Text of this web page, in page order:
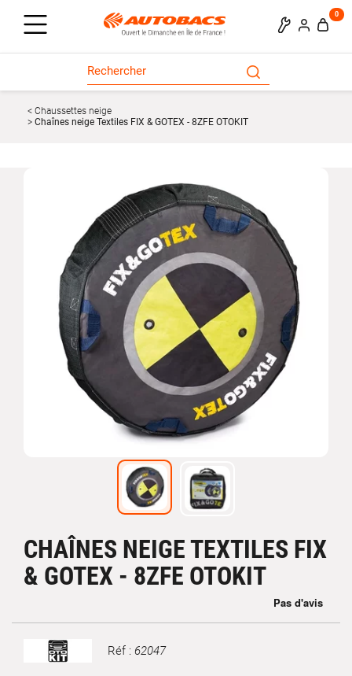
0
Chaussettes neige
Chaînes neige Textiles FIX & GOTEX - 8ZFE OTOKIT
CHAÎNES NEIGE TEXTILES FIX
& GOTEX - 8ZFE OTOKIT
Marque Réf : 62047